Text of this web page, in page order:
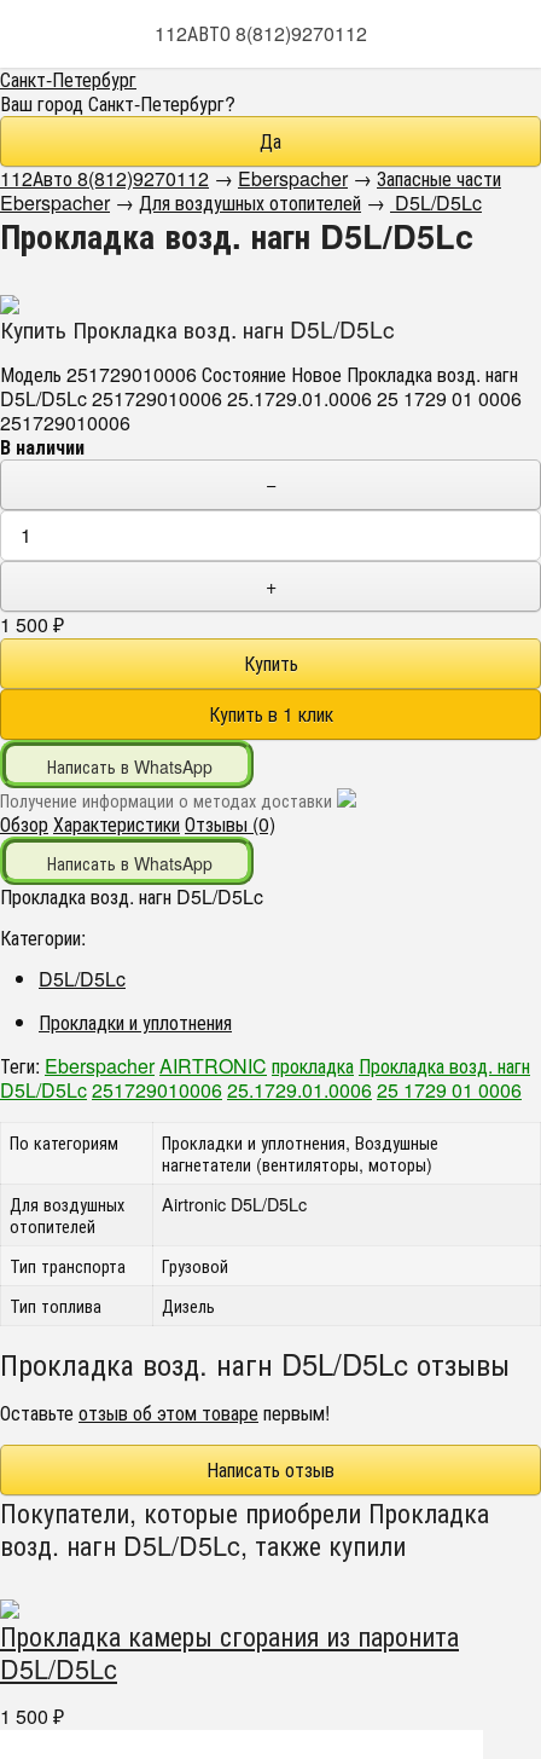
112АВТО 8(812)9270112
Санкт-Петербург
Ваш городСанкт-Петербург?
112Авто 8(812)9270112 → Eberspacher → Запасные части
Eberspacher → Для воздушных отопителей → D5L/D5Lc
Прокладка возд. нагн D5L/D5Lc
Купить Прокладка возд. нагн D5L/D5Lc
Модель 251729010006 Состояние Новое Прокладка возд. нагн
D5L/D5Lc 251729010006 25.1729.01.0006 25 1729 01 0006
251729010006
В наличии
−
+
1 500 ₽
Написать в WhatsApp
Получение информации о методах доставки
ОбзорХарактеристикиОтзывы (0)
Написать в WhatsApp
Прокладка возд. нагн D5L/D5Lc
Категории:
D5L/D5Lc
Прокладки и уплотнения
Теги: EberspacherAIRTRONIC прокладка Прокладка возд. нагн
D5L/D5Lc25172901000625.1729.01.000625 1729 01 0006
По категориям
Прокладки и уплотнения, Воздушные
нагнетатели (вентиляторы, моторы)
Для воздушных
отопителей
Airtronic D5L/D5Lc
Тип транспорта
Грузовой
Тип топлива
Дизель
Прокладка возд. нагн D5L/D5Lc отзывы
Оставьтеотзыв об этом товарепервым!
Написать отзыв
Покупатели, которые приобрели Прокладка
возд. нагн D5L/D5Lc, также купили
Прокладка камеры сгорания из паронита
D5L/D5Lc
1 500 ₽